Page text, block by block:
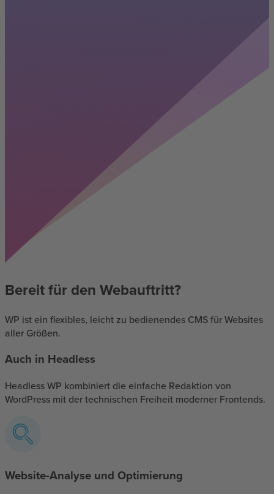
Bereit für den Webauftritt?
WP ist ein flexibles, leicht zu bedienendes CMS für Websites
aller Größen.
Auch in Headless
Headless WP kombiniert die einfache Redaktion von
WordPress mit der technischen Freiheit moderner Frontends.
Website-Analyse und Optimierung